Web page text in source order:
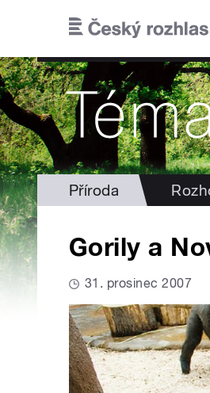
Příroda
Gorily a
31. prosinec 2007